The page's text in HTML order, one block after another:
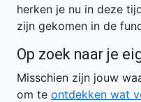
herken je nu in deze
zijn gekomen in de
Op zoek naar je
Misschien zijn jouw
om te ontdekken wat